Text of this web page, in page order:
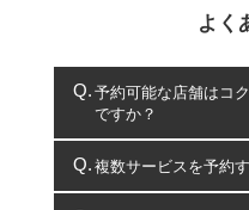
よく
予約可能な店舗はコ
ですか？
コクピット・タイヤ
複数サービスを予約